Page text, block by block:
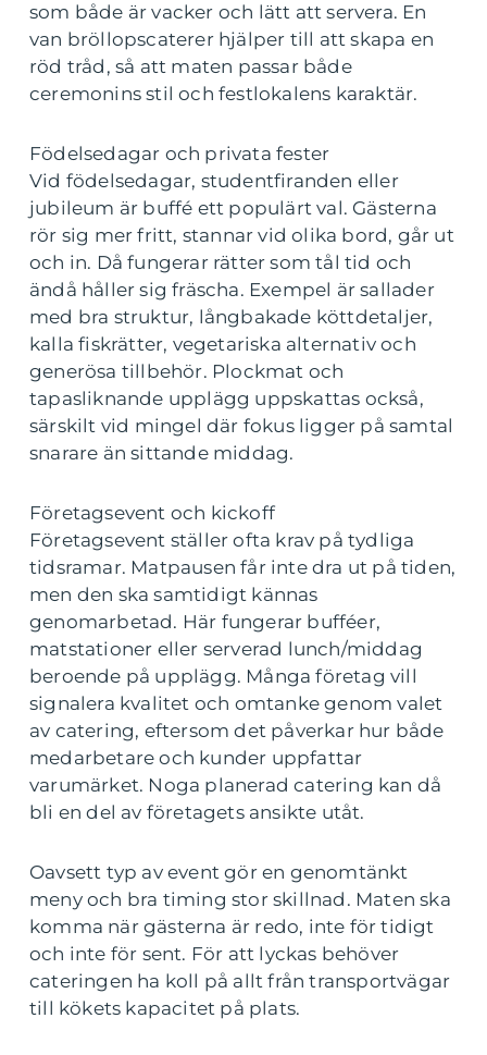
som både är vacker och lätt att servera. En
van bröllopscaterer hjälper till att skapa en
röd tråd, så att maten passar både
ceremonins stil och festlokalens karaktär.
Födelsedagar och privata fester
Vid födelsedagar, studentfiranden eller
jubileum är buffé ett populärt val. Gästerna
rör sig mer fritt, stannar vid olika bord, går ut
och in. Då fungerar rätter som tål tid och
ändå håller sig fräscha. Exempel är sallader
med bra struktur, långbakade köttdetaljer,
kalla fiskrätter, vegetariska alternativ och
generösa tillbehör. Plockmat och
tapasliknande upplägg uppskattas också,
särskilt vid mingel där fokus ligger på samtal
snarare än sittande middag.
Företagsevent och kickoff
Företagsevent ställer ofta krav på tydliga
tidsramar. Matpausen får inte dra ut på tiden,
men den ska samtidigt kännas
genomarbetad. Här fungerar bufféer,
matstationer eller serverad lunch/middag
beroende på upplägg. Många företag vill
signalera kvalitet och omtanke genom valet
av catering, eftersom det påverkar hur både
medarbetare och kunder uppfattar
varumärket. Noga planerad catering kan då
bli en del av företagets ansikte utåt.
Oavsett typ av event gör en genomtänkt
meny och bra timing stor skillnad. Maten ska
komma när gästerna är redo, inte för tidigt
och inte för sent. För att lyckas behöver
cateringen ha koll på allt från transportvägar
till kökets kapacitet på plats.